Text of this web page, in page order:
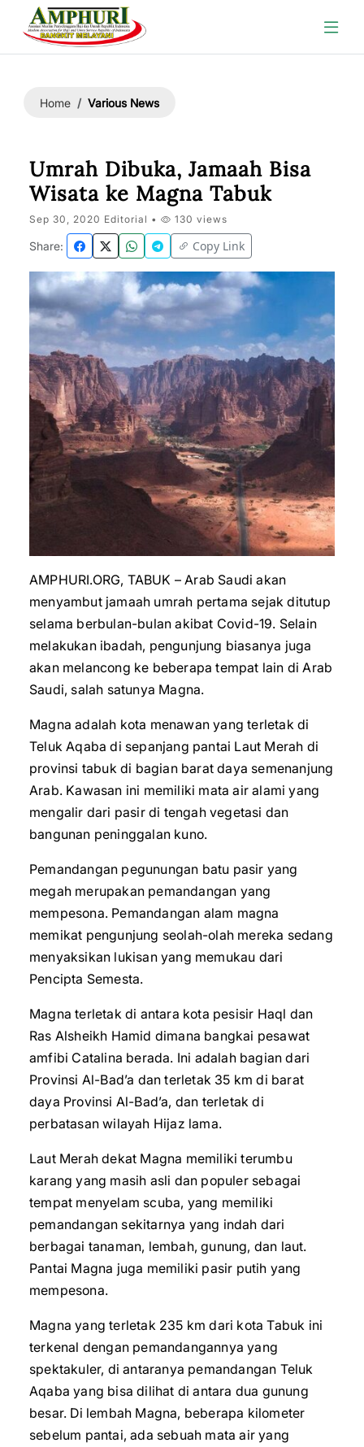
Home Various News
Umrah Dibuka, Jamaah Bisa
Wisata ke Magna Tabuk
Sep 30, 2020 Editorial • 130 views
Share: Copy Link
AMPHURI.ORG, TABUK – Arab Saudi akan
menyambut jamaah umrah pertama sejak ditutup
selama berbulan-bulan akibat Covid-19. Selain
melakukan ibadah, pengunjung biasanya juga
akan melancong ke beberapa tempat lain di Arab
Saudi, salah satunya Magna.
Magna adalah kota menawan yang terletak di
Teluk Aqaba di sepanjang pantai Laut Merah di
provinsi tabuk di bagian barat daya semenanjung
Arab. Kawasan ini memiliki mata air alami yang
mengalir dari pasir di tengah vegetasi dan
bangunan peninggalan kuno.
Pemandangan pegunungan batu pasir yang
megah merupakan pemandangan yang
mempesona. Pemandangan alam magna
memikat pengunjung seolah-olah mereka sedang
menyaksikan lukisan yang memukau dari
Pencipta Semesta.
Magna terletak di antara kota pesisir Haql dan
Ras Alsheikh Hamid dimana bangkai pesawat
amfibi Catalina berada. Ini adalah bagian dari
Provinsi Al-Bad’a dan terletak 35 km di barat
daya Provinsi Al-Bad’a, dan terletak di
perbatasan wilayah Hijaz lama.
Laut Merah dekat Magna memiliki terumbu
karang yang masih asli dan populer sebagai
tempat menyelam scuba, yang memiliki
pemandangan sekitarnya yang indah dari
berbagai tanaman, lembah, gunung, dan laut.
Pantai Magna juga memiliki pasir putih yang
mempesona.
Magna yang terletak 235 km dari kota Tabuk ini
terkenal dengan pemandangannya yang
spektakuler, di antaranya pemandangan Teluk
Aqaba yang bisa dilihat di antara dua gunung
besar. Di lembah Magna, beberapa kilometer
sebelum pantai, ada sebuah mata air yang